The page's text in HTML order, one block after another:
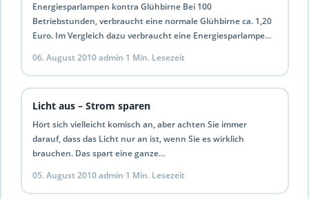
Energiesparlampen kontra Glühbirne Bei 100
Betriebstunden, verbraucht eine normale Glühbirne ca. 1,20
Euro. Im Vergleich dazu verbraucht eine Energiesparlampe
06. August 2010·admin·1 Min. Lesezeit
Licht aus – Strom sparen
Hört sich vielleicht komisch an, aber achten Sie immer
darauf, dass das Licht nur an ist, wenn Sie es wirklich
brauchen. Das spart eine ganze…
05. August 2010·admin·1 Min. Lesezeit